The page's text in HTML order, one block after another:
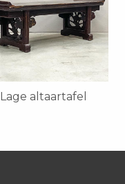
Lage altaartafel